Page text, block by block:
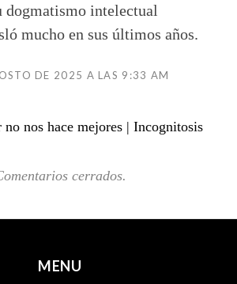
dogmatismo intelectual
mucho en sus últimos años.
DE 2025 A LAS 9:33 AM
no nos hace mejores | Incognitosis
cerrados.
MENU